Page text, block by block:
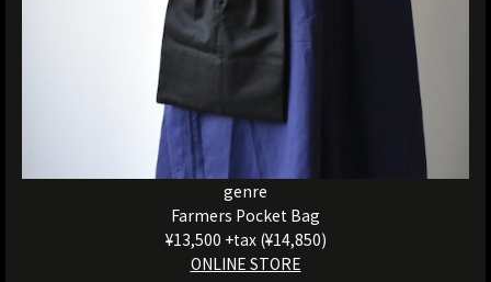
genre
Farmers Pocket Bag
¥13,500 +tax (¥14,850)
ONLINE STORE